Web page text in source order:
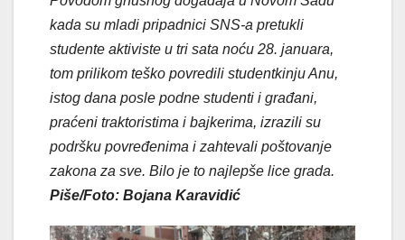
kada su mladi pripadnici SNS-a pretukli
studente aktiviste u tri sata noću 28. januara,
tom prilikom teško povredili studentkinju Anu,
istog dana posle podne studenti i građani,
praćeni traktoristima i bajkerima, izrazili su
podršku povređenima i zahtevali poštovanje
zakona za sve. Bilo je to najlepše lice grada.
Piše/Foto: Bojana Karavidić